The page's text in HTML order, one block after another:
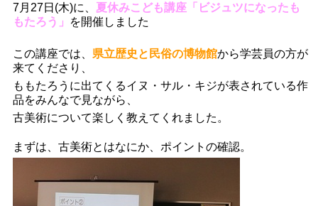
7月27日(木)に、 夏休みこども講座「ビジュツになったも
もたろう」
を開催しました
この講座では、 県立歴史と民俗の博物館から学芸員の方が
来てくださり、
ももたろうに出てくるイヌ・サル・キジが表されている作
品をみんなで見ながら、
古美術について楽しく教えてくれました。
まずは、古美術とはなにか、ポイントの確認。